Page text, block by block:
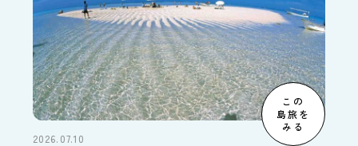
この
島旅を
みる
2026.07.10